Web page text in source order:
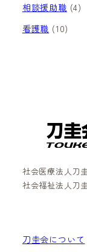
相談援助職 (4)
看護職 (10)
社会医療法人刀
社会福祉法人刀
刀圭会について